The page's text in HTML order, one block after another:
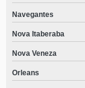
Navegantes
Nova Itaberaba
Nova Veneza
Orleans